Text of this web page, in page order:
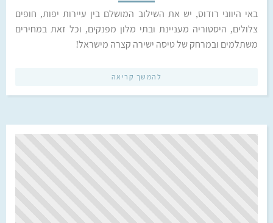
באי היווני רודוס, יש את השילוב המושלם בין עיירות יפות, חופים
צלולים, היסטוריה מעניינת ובתי מלון מפנקים, וכל זאת במחירים
משתלמים ובמרחק של טיסה ישירה קצרה מישראל!
להמשך קריאה